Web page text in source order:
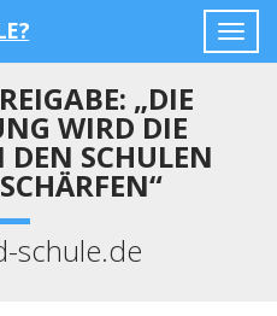
„DIE
WIRD DIE
DEN SCHULEN
schule.de